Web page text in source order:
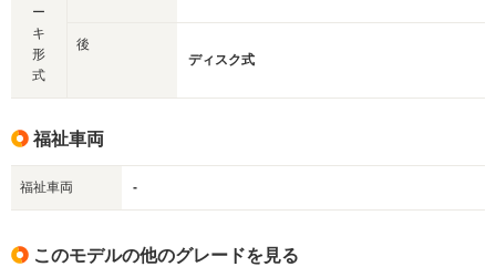
ー
キ
形
式
後
ディスク式
福祉車両
福祉車両 -
このモデルの他のグレードを見る